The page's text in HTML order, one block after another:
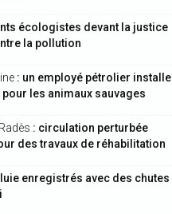
écologistes devant la justice
la pollution
: un employé pétrolier installe
pour les animaux sauvages
: circulation perturbée
des travaux de réhabilitation
enregistrés avec des chutes